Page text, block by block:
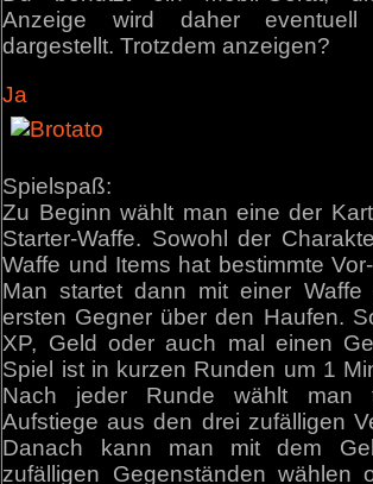
Anzeige wird daher
dargestellt. Trotzdem anzeigen?
Ja
Spielspaß:
Zu Beginn wählt man eine der
Starter-Waffe. Sowohl der
Waffe und Items hat bestimmte
Man startet dann mit einer
ersten Gegner über den Haufen.
XP, Geld oder auch mal einen
Spiel ist in kurzen Runden um 1
Nach jeder Runde wählt man
Aufstiege aus den drei zufälligen
Danach kann man mit dem
zufälligen Gegenständen wählen